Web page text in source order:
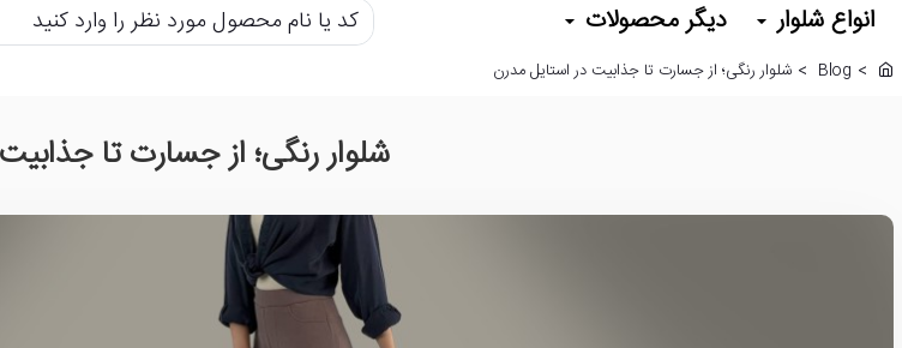
انواع شلوار دیگر محصولات
کد
نظر
وارد
کنید
شلوار رنگی؛ از جسارت تا
h
Blog شلوار رنگی؛ از جسارت تا جذابیت در استایل مدرن